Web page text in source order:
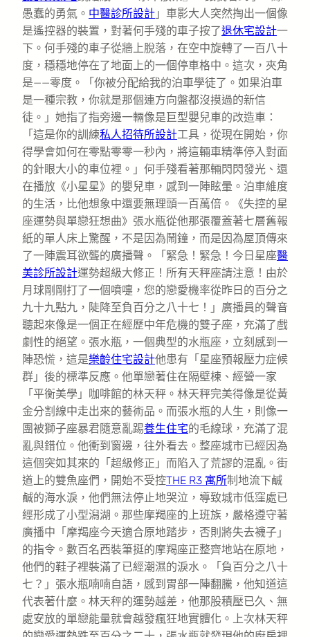
愚蠢的勇氣。 中醫診所設計 」車影大人突然掏出一個像
是遙控器的裝置，對著何手殘的車子按了退休宅設計一
下。何手殘的車子從牆上脫落，在空中旋轉了一百八十
度，穩穩地停在了地面上的一個停車格中。這次，夾角
是——零度。「你被分配給我的泊車學徒了。如果泊車
是一種宗教，你就是那個連方向盤都沒摸過的新信
徒。」她指了指旁邊一輛像是巨型嬰兒車的改造車：
「這是你的訓練私人招待所設計工具，從現在開始，你
得學會如何在零點零零一秒內，將這輛車精準停入對面
的針眼大小的車位裡。」何手殘看著那輛閃閃發光、還
在播放《小星星》的嬰兒車，感到一陣眩暈。泊車維度
的生活，比他想象中還要無理頭一百萬倍。《失控的星
座運勢與單戀狂想曲》張水瓶從他那張覆蓋著七層舊報
紙的單人床上驚醒，不是因為鬧鐘，而是因為屋頂傳來
了一陣震耳欲聾的廣播聲。「緊急！緊急！今日星座醫
美診所設計運勢超級大修正！所有天秤座請注意！由於
月球剛剛打了一個噴嚏，您的戀愛機率從昨日的百分之
九十九點九，陡降至負百分之八十七！」廣播員的聲音
聽起來像是一個正在經歷中年危機的雙子座，充滿了戲
劇性的絕望。張水瓶，一個典型的水瓶座，立刻感到一
陣恐慌，這是樂齡住宅設計他患有「星座預報壓力症候
群」後的標準反應。他單戀著住在隔壁棟、經營一家
「平衡美學」咖啡館的林天秤。林天秤完美得像是從黃
金分割線中走出來的藝術品。而張水瓶的人生，則像一
團被獅子座暴君隨意亂踢養生住宅的毛線球，充滿了混
亂與錯位。他衝到窗邊，往外看去。整座城市已經因為
這個突如其來的「超級修正」而陷入了荒謬的混亂。街
道上的雙魚座們，開始不受控THE R3 寓所制地流下鹹
鹹的海水淚，他們無法停止地哭泣，導致城市低窪處已
經形成了小型潟湖。那些摩羯座的上班族，嚴格遵守著
廣播中「摩羯座今天適合原地踏步，否則將失去襪子」
的指令。數百名西裝筆挺的摩羯座正整齊地站在原地，
他們的鞋子裡裝滿了已經潮濕的淚水。「負百分之八十
七？」張水瓶喃喃自語，感到胃部一陣翻騰，他知道這
代表著什麼。林天秤的運勢越差，他那股積壓已久、無
處安放的單戀能量就會越發瘋狂地實體化。上次林天秤